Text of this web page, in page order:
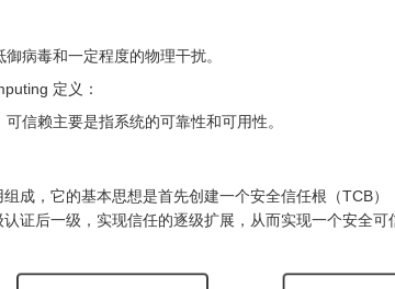
病毒和一定程度的物理干扰。
定义：
信赖主要是指系统的可靠性和可用性。
成，它的基本思想是首先创建一个安全信任根（TCB）
证后一级，实现信任的逐级扩展，从而实现一个安全可